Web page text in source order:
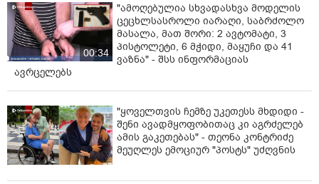
00:34
"ამოღებულია სხვადასხვა მოდელის
ცეცხლსასროლი იარაღი, საბრძოლო
მასალა, მათ შორი: 2 ავტომატი, 3
პისტოლეტი, 6 მჭიდი, მაყუჩი და 41
ვაზნა" - შსს ინფორმაციას
ავრცელებს
"ყოველთვის ჩემზე უკეთესს მხდიდი -
შენი ავადმყოფობითაც კი აგრძელებ
ამის გაკეთებას" - თეონა კონტრიძე
მეუღლეს ემოციურ "პოსტს" უძღვნის